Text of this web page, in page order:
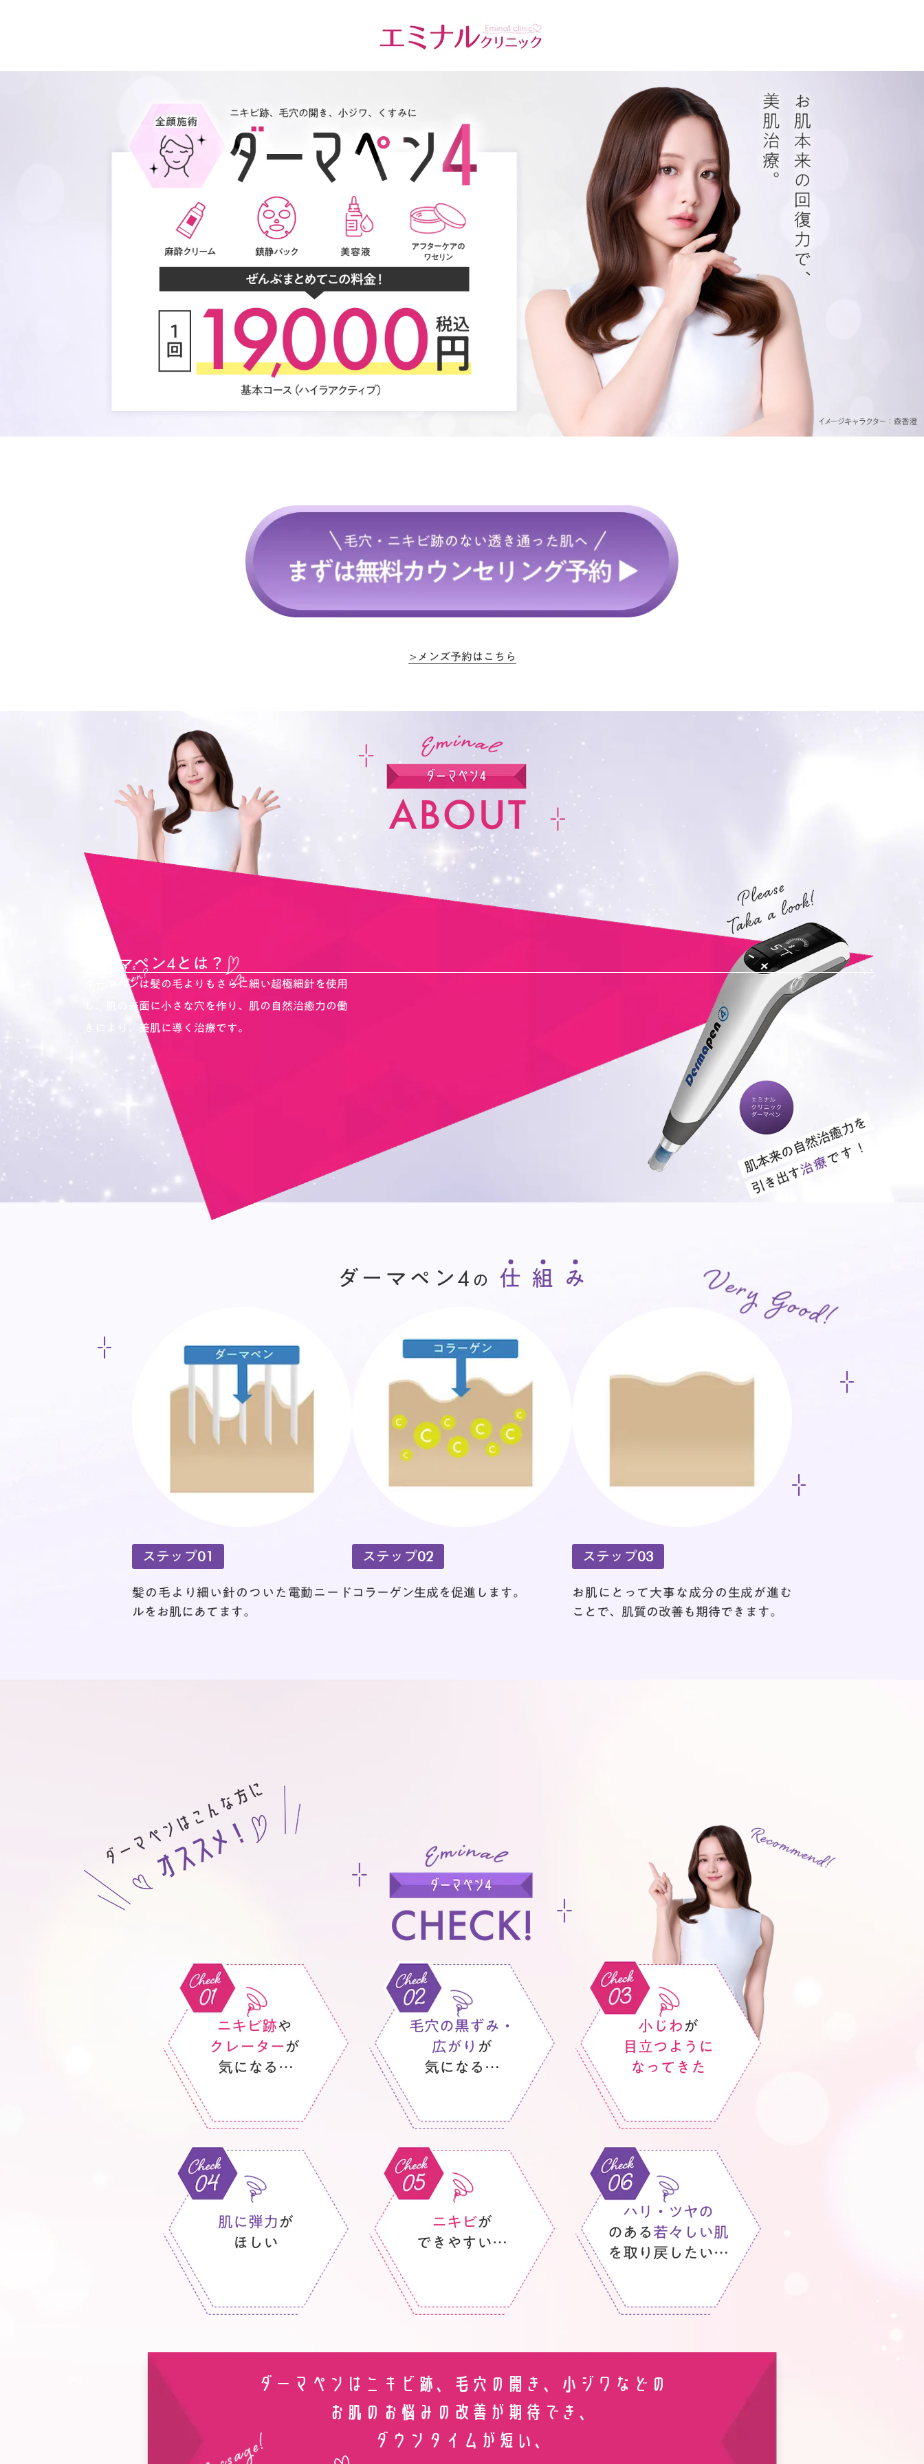
>メンズ予約はこちら
ダーマペン4とは？
ダーマペンは髪の毛よりもさらに細い超極細針を使用
し、肌の表面に小さな穴を作り、肌の自然治癒力の働
きにより、美肌に導く治療です。
ダーマペン4 の 仕 組 み
ステップ01
髪の毛より細い針のついた電動ニード
ルをお肌にあてます。
ステップ02
コラーゲン生成を促進します。
ステップ03
お肌にとって大事な成分の生成が進む
ことで、肌質の改善も期待できます。
ニキビ跡や
クレーターが
気になる…
毛穴の黒ずみ・
広がり が
気になる…
小じわ が
目立つように
なってきた
肌に弾力 が
ほしい
ニキビが
できやすい…
ハリ・ツヤの
のある 若々しい肌
を取り戻したい…
ダーマペンはニキビ跡、毛穴の開き、
小ジワなどの
お肌のお悩みの 改善が期待でき、
ダウンタイムが短い、